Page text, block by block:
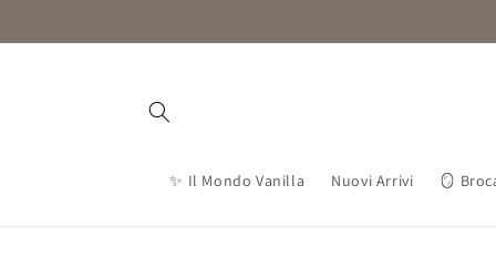
ai contenuti
✨ Il Mondo Vanilla Nuovi Arrivi 🪞